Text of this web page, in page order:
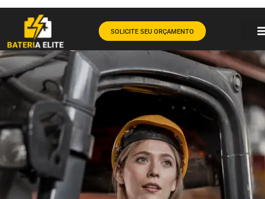
SOLICITE SEU ORÇAMENTO